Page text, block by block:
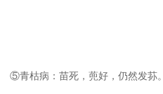
⑤青枯病：苗死，蔸好，仍然发荪。